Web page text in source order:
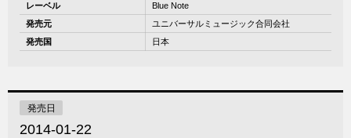
レーベル
Blue Note
発売元
ユニバーサルミュージック合同会社
発売国
日本
発売日
2014-01-22